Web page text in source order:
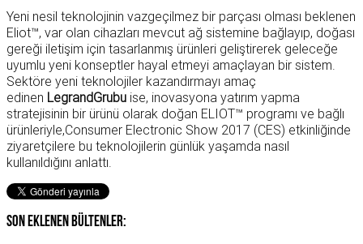
Yeni nesil teknolojinin vazgeçilmez bir parçası olması beklenen
Eliot™, var olan cihazları mevcut ağ sistemine bağlayıp, doğası
gereği iletişim için tasarlanmış ürünleri geliştirerek geleceğe
uyumlu yeni konseptler hayal etmeyi amaçlayan bir sistem.
Sektöre yeni teknolojiler kazandırmayı amaç
edinen LegrandGrubu ise, inovasyona yatırım yapma
stratejisinin bir ürünü olarak doğan ELIOT™ programı ve bağlı
ürünleriyle,Consumer Electronic Show 2017 (CES) etkinliğinde
ziyaretçilere bu teknolojilerin günlük yaşamda nasıl
kullanıldığını anlattı.
Son Eklenen BÜLTENLER: